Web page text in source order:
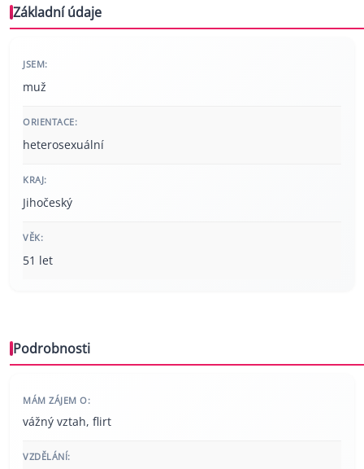
Základní údaje
JSEM:
muž
ORIENTACE:
heterosexuální
KRAJ:
Jihočeský
VĚK:
51 let
Podrobnosti
MÁM ZÁJEM O:
vážný vztah, flirt
VZDĚLÁNÍ: